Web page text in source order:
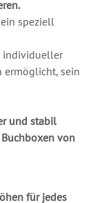
speziell
individueller
ermöglicht, sein
und stabil
von
für jedes